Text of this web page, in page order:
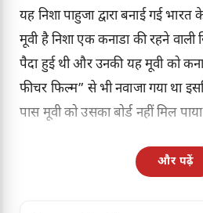
यह निशा पाहुजा द्वारा बनाई गई
मूवी है निशा एक कनाडा की रहने वाली
पैदा हुई थी और उनकी यह मूवी को
फीचर फिल्म” से भी नवाजा गया था
पास मूवी को उसका बोर्ड नहीं मिल
और पढ़ें